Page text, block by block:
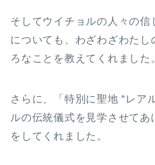
そしてウイチョルの人々の信
についても、わざわざわた
ろなことを教えてくれました
さらに、「特別に聖地 “レア
ルの伝統儀式を見学させて
をしてくれました。